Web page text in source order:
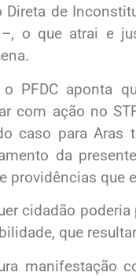
Direta de
o que atrai e
PFDC aponta
com ação no
caso para Aras
da
providências que
cidadão
que
manifestação